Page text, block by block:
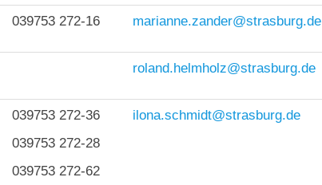
039753 272-16 marianne.zander@strasburg.de
roland.helmholz@strasburg.de
039753 272-36
039753 272-28
039753 272-62
ilona.schmidt@strasburg.de